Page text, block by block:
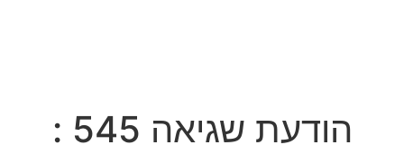
הודעת שגיאה 545 :